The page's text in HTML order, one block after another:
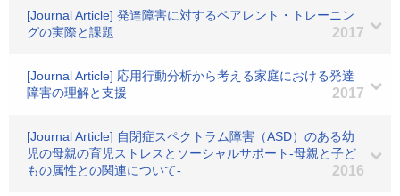
[Journal Article] 発達障害に対するペアレント・トレーニン
グの実際と課題
2017
[Journal Article] 応用行動分析から考える家庭における発達
障害の理解と支援
2017
[Journal Article] 自閉症スペクトラム障害（ASD）のある幼
児の母親の育児ストレスとソーシャルサポート-母親と子ど
もの属性との関連について-
2016